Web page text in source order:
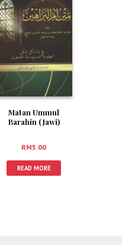
Matan Ummul
Barahin (Jawi)
RM5.00
READ MORE